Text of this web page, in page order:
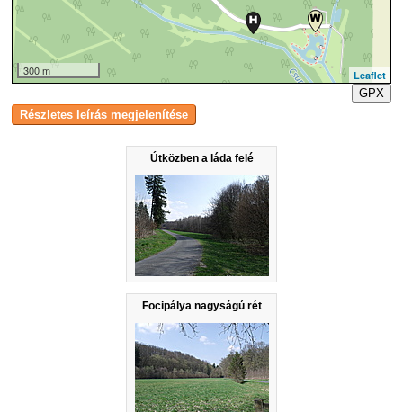
Útközben a láda felé
Focipálya nagyságú rét
300 m
Leaflet
GPX